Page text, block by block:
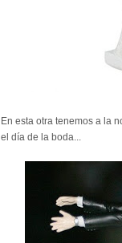
En esta otra tenemos a la
el día de la boda...